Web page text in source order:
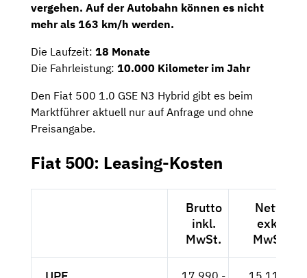
vergehen. Auf der Autobahn können es nicht
mehr als 163 km/h werden.
Die Laufzeit: 18 Monate
Die Fahrleistung: 10.000 Kilometer im Jahr
Den Fiat 500 1.0 GSE N3 Hybrid gibt es beim
Marktführer aktuell nur auf Anfrage und ohne
Preisangabe.
Fiat 500: Leasing-Kosten
Brutto
inkl.
MwSt.
Netto
exkl.
MwSt.